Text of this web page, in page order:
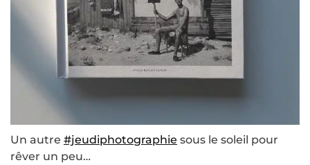
Un autre #jeudiphotographie sous le soleil pour
rêver un peu…